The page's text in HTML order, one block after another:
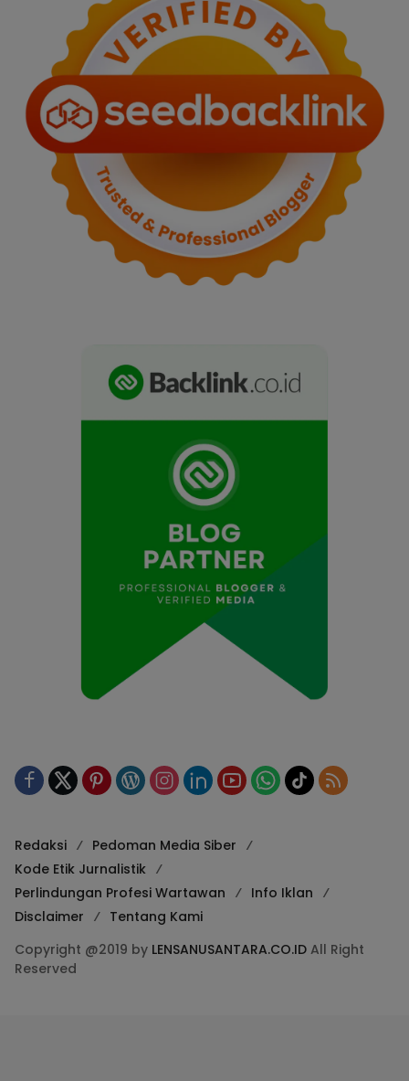
Redaksi
Pedoman Media Siber
Kode Etik Jurnalistik
Perlindungan Profesi Wartawan
Info Iklan
Disclaimer
Tentang Kami
Copyright @2019 by LENSANUSANTARA.CO.ID All Right
Reserved